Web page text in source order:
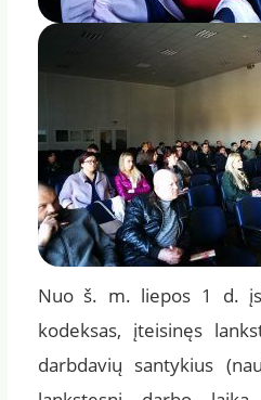
Nuo š. m. liepos 1 d.
kodeksas, įteisinęs
darbdavių santykius